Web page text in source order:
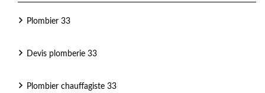
Plombier 33
Devis plomberie 33
Plombier chauffagiste 33